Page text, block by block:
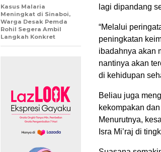
lagi dipandang
“Melalui
peningkatan
ibadahnya akan
nantinya akan
di kehidupan
Beliau juga
kekompakan
Menurutnya,
Isra Mi’raj di
Kasus Malaria
Meningkat di Sinaboi,
Warga Desak Pemda
Rohil Segera Ambil
Langkah Konkret